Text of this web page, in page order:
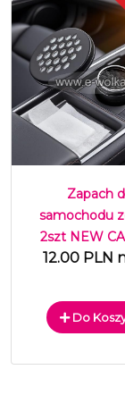
Zapach
samochodu
2szt NEW
12.00 PLN
Do